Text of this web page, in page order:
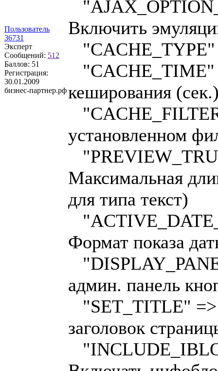
Пользователь
36731
Эксперт
Сообщений: 512
Баллов: 51
Регистрация:
30.01.2009
бизнес-партнер.рф
Включить
кеширования
установленном
Максимальная
для типа текст)
Формат показа
админ. панель
"SET_TITLE"
заголовок